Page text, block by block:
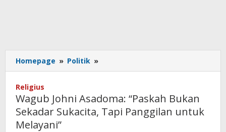
Homepage » Politik »
Johni
Bukan
Sekadar
Religius
Wagub Johni Asadoma: “Paskah Bukan
Sekadar Sukacita, Tapi Panggilan untuk
Melayani”